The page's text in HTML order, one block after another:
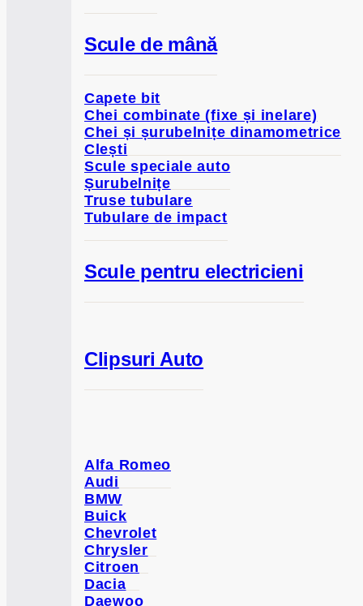
Scule de mână
Capete bit
Chei combinate (fixe și inelare)
Chei și șurubelnițe dinamometrice
Clești
Scule speciale auto
Șurubelnițe
Truse tubulare
Tubulare de impact
Scule pentru electricieni
Clipsuri Auto
Alfa Romeo
Audi
BMW
Buick
Chevrolet
Chrysler
Citroen
Dacia
Daewoo